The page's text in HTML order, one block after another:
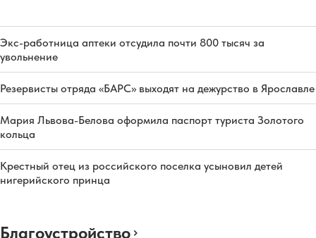
Экс-работница аптеки отсудила почти 800 тысяч за
увольнение
Резервисты отряда «БАРС» выходят на дежурство в Ярославле
Мария Львова-Белова оформила паспорт туриста Золотого
кольца
Крестный отец из российского поселка усыновил детей
нигерийского принца
Благоустройство